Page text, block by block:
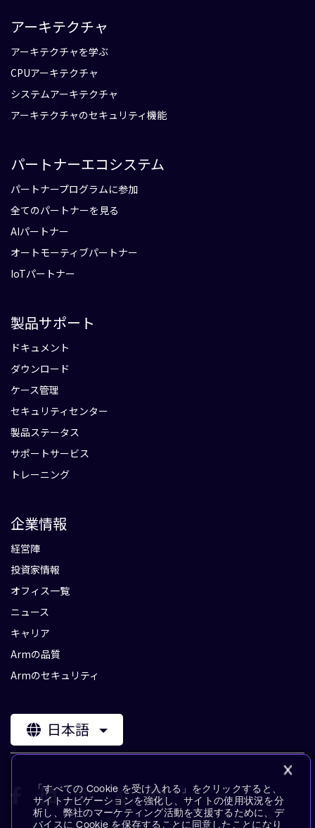
アーキテクチャ
アーキテクチャを学ぶ
CPUアーキテクチャ
システムアーキテクチャ
アーキテクチャのセキュリティ機能
パートナーエコシステム
パートナープログラムに参加
全てのパートナーを見る
AIパートナー
オートモーティブパートナー
IoTパートナー
製品サポート
ドキュメント
ダウンロード
ケース管理
セキュリティセンター
製品ステータス
サポートサービス
トレーニング
企業情報
経営陣
投資家情報
オフィス一覧
ニュース
キャリア
Armの品質
Armのセキュリティ
日本語
「すべての Cookie を受け入れる」をクリックすると、
サイトナビゲーションを強化し、サイトの使用状況を分
析し、弊社のマーケティング活動を支援するために、デ
バイスに Cookie を保存することに同意したことになり